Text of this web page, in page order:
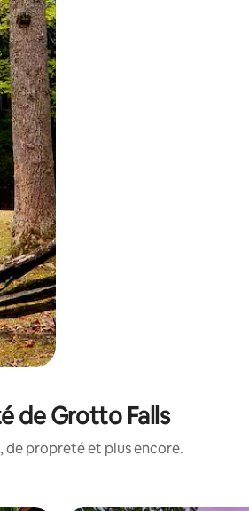
glisser.
de Grotto Falls
de propreté et plus encore.